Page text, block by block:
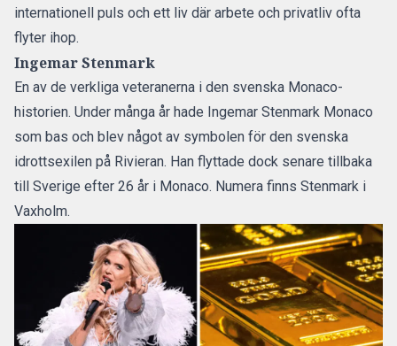
internationell puls och ett liv där arbete och privatliv ofta
flyter ihop.
Ingemar Stenmark
En av de verkliga veteranerna i den svenska Monaco-
historien. Under många år hade Ingemar Stenmark Monaco
som bas och blev något av symbolen för den svenska
idrottsexilen på Rivieran. Han flyttade dock senare tillbaka
till Sverige efter 26 år i Monaco. Numera finns Stenmark i
Vaxholm.